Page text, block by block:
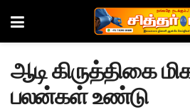
ஆடி கிருத்திகை
பலன்கள் உண்டு